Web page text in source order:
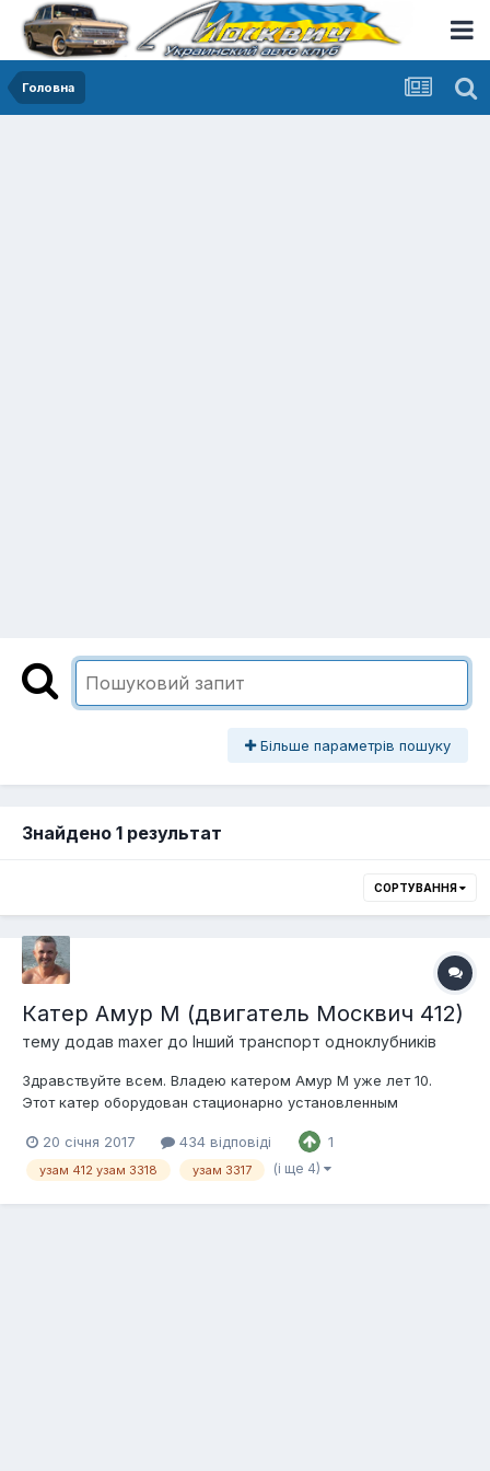
Головна
Більше параметрів пошуку
Знайдено 1 результат
СОРТУВАННЯ
Катер Амур М (двигатель Москвич 412)
тему додав maxer до Інший транспорт одноклубників
Здравствуйте всем. Владею катером Амур М уже лет 10.
Этот катер оборудован стационарно установленным
ему хотя бы лошадей 10, в идеале - довести до 90-100.
Параметры работы мотора несколько другие, не такие как на
20 січня 2017 434 відповіді 1
узам 412 узам 3318 узам 3317 (і ще 4)